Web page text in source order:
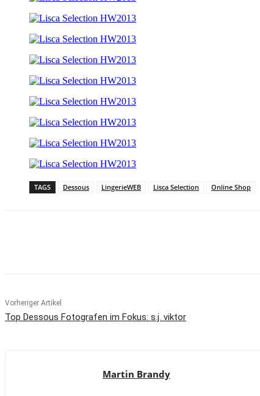
TAGS Dessous LingerieWEB Lisca Selection Online Shop
Vorheriger Artikel
Top Dessous Fotografen im Fokus: s.j. viktor
Martin Brandy